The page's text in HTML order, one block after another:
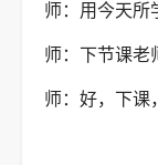
师：用今天所
师：下节课老
师：好，下课